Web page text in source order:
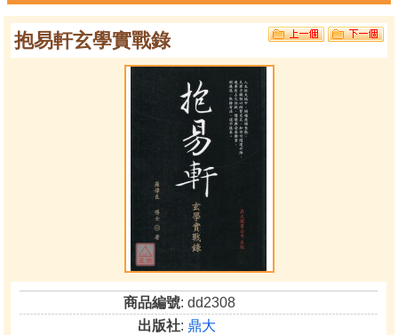
抱易軒玄學實戰錄
商品編號: dd2308
出版社: 鼎大